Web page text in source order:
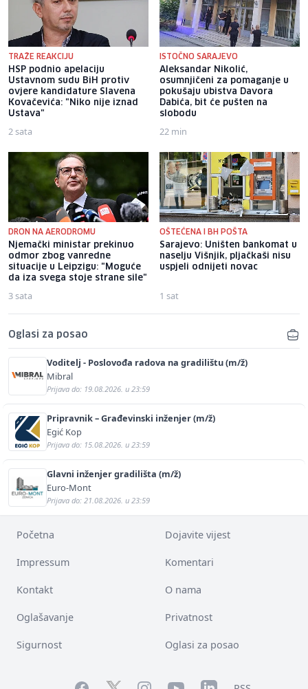
TRAŽE REAKCIJU
HSP podnio apelaciju
Ustavnom sudu BiH protiv
ovjere kandidature Slavena
Kovačevića: "Niko nije iznad
Ustava"
2 sata
ISTOČNO SARAJEVO
Aleksandar Nikolić,
osumnjičeni za pomaganje u
pokušaju ubistva Davora
Dabića, bit će pušten na
slobodu
22 min
DRON NA AERODROMU
Njemački ministar prekinuo
odmor zbog vanredne
situacije u Leipzigu: "Moguće
da iza svega stoje strane sile"
3 sata
OŠTEĆENA I BH POŠTA
Sarajevo: Uništen bankomat u
naselju Višnjik, pljačkaši nisu
uspjeli odnijeti novac
1 sat
Oglasi za posao
Voditelj - Poslovođa radova na gradilištu (m/ž)
Mibral
Prijava do: 19.08.2026. u 23:59
Pripravnik – Građevinski inženjer (m/ž)
Egić Kop
Prijava do: 15.08.2026. u 23:59
Glavni inženjer gradilišta (m/ž)
Euro-Mont
Prijava do: 21.08.2026. u 23:59
Početna Dojavite vijest
Impressum Komentari
Kontakt O nama
Oglašavanje Privatnost
Sigurnost Oglasi za posao
Facebook YouTubeLinkedIn